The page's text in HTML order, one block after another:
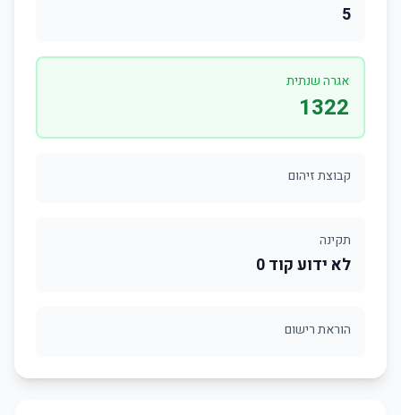
5
אגרה שנתית
1322
קבוצת זיהום
תקינה
לא ידוע קוד 0
הוראת רישום